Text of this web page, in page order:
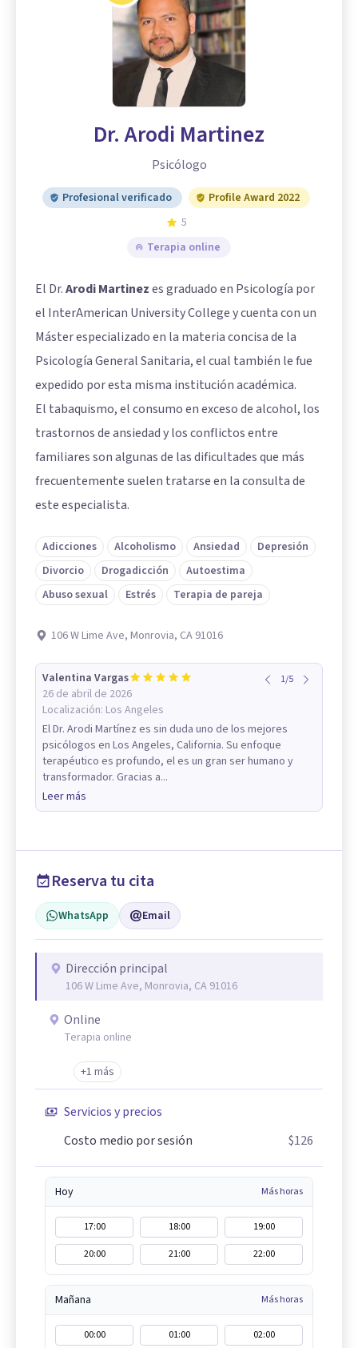
Dr. Arodi Martinez
Psicólogo
Profesional verificado
Profile Award 2022
5
Terapia online
El Dr.Arodi Martinezes graduado en Psicología por
el InterAmerican University College y cuenta con un
Máster especializado en la materia concisa de la
Psicología General Sanitaria, el cual también le fue
expedido por esta misma institución académica.
El tabaquismo, el consumo en exceso de alcohol, los
trastornos de ansiedad y los conflictos entre
familiares son algunas de las dificultades que más
frecuentemente suelen tratarse en la consulta de
este especialista.
Adicciones Alcoholismo Ansiedad
Depresión
Divorcio
Drogadicción
Autoestima
Abuso sexual
Estrés Terapia de pareja
106 W Lime Ave, Monrovia, CA 91016
Valentina Vargas
26 de abril de 2026
Localización: Los Angeles
1/5
El Dr. Arodi Martínez es sin duda uno de los mejores
psicólogos en Los Angeles, California. Su enfoque
terapéutico es profundo, el es un gran ser humano y
transformador. Gracias a...
Leer más
Reserva tu cita
WhatsApp Email
Dirección principal
106 W Lime Ave, Monrovia, CA 91016
Online
Terapia online
+1 más
Servicios y precios
Costo medio por sesión
$126
Hoy Más horas
17:00 18:00
19:00
20:00
21:00 22:00
Mañana Más horas
00:00 01:00 02:00